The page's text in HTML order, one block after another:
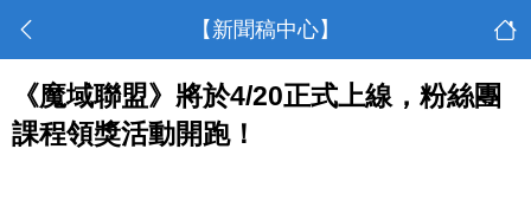
【新聞稿中心】
《魔域聯盟》將於4/20正式上線，粉絲團
課程領獎活動開跑！